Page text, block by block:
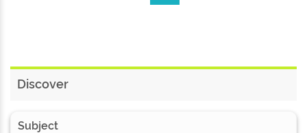
Discover
Subject